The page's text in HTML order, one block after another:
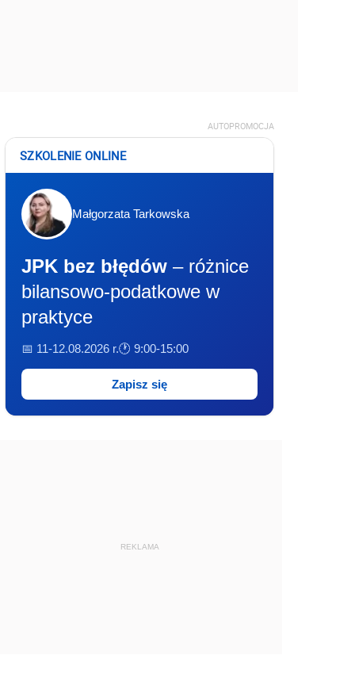
AUTOPROMOCJA
SZKOLENIE ONLINE
Małgorzata Tarkowska
JPK bez błędów – różnice
bilansowo-podatkowe w
praktyce
📅 11-12.08.2026 r.🕐 9:00-15:00
Zapisz się
REKLAMA